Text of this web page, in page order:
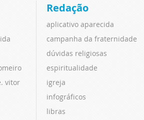
vitor
Redação
aplicativo aparecida
campanha da fraternidade
dúvidas religiosas
espiritualidade
igreja
infográficos
libras